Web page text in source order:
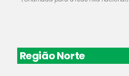
Região Norte